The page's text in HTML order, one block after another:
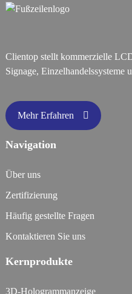
Clientop stellt kommerzielle
Signage, Einzelhandelssysteme
Mehr Erfahren
Navigation
Über uns
Zertifizierung
Häufig gestellte Fragen
Kontaktieren Sie uns
Kernprodukte
3D-Hologrammanzeige